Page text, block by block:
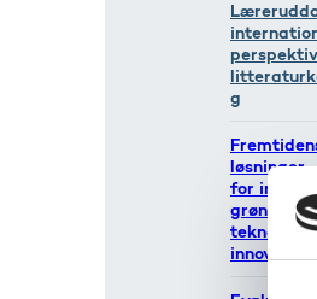
g
løsninger
for
grøn
teknologi
innovation